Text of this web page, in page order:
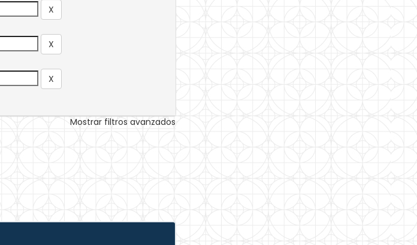
Mostrar filtros avanzados